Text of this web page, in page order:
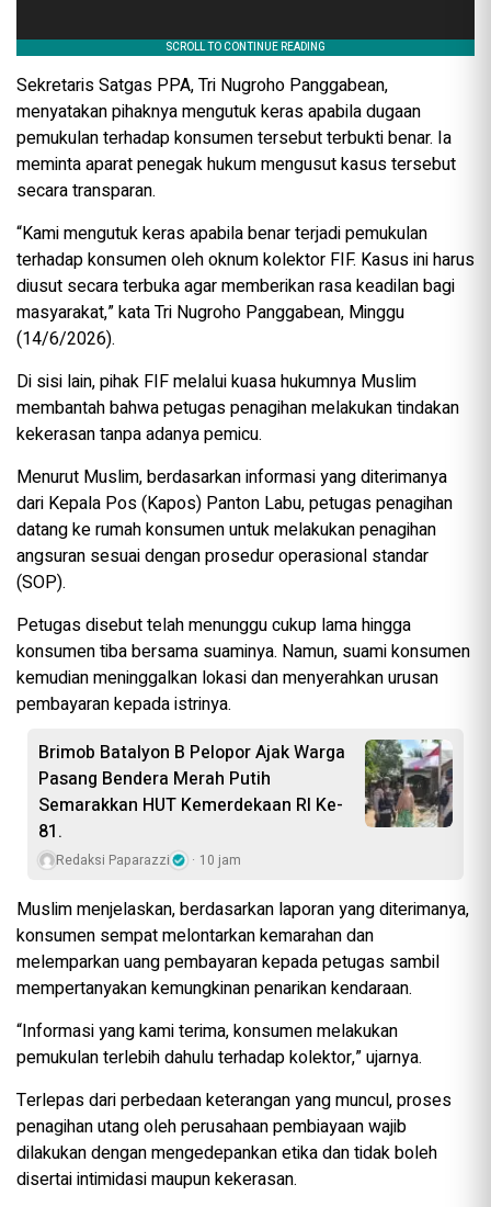
Sekretaris Satgas PPA, Tri Nugroho Panggabean,
menyatakan pihaknya mengutuk keras apabila dugaan
pemukulan terhadap konsumen tersebut terbukti benar. Ia
meminta aparat penegak hukum mengusut kasus tersebut
secara transparan.
“Kami mengutuk keras apabila benar terjadi pemukulan
terhadap konsumen oleh oknum kolektor FIF. Kasus ini harus
diusut secara terbuka agar memberikan rasa keadilan bagi
masyarakat,” kata Tri Nugroho Panggabean, Minggu
(14/6/2026).
Di sisi lain, pihak FIF melalui kuasa hukumnya Muslim
membantah bahwa petugas penagihan melakukan tindakan
kekerasan tanpa adanya pemicu.
Menurut Muslim, berdasarkan informasi yang diterimanya
dari Kepala Pos (Kapos) Panton Labu, petugas penagihan
datang ke rumah konsumen untuk melakukan penagihan
angsuran sesuai dengan prosedur operasional standar
(SOP).
Petugas disebut telah menunggu cukup lama hingga
konsumen tiba bersama suaminya. Namun, suami konsumen
kemudian meninggalkan lokasi dan menyerahkan urusan
pembayaran kepada istrinya.
Brimob Batalyon B Pelopor Ajak Warga
Pasang Bendera Merah Putih
Semarakkan HUT Kemerdekaan RI Ke-
81.
Redaksi Paparazzi 10 jam
Muslim menjelaskan, berdasarkan laporan yang diterimanya,
konsumen sempat melontarkan kemarahan dan
melemparkan uang pembayaran kepada petugas sambil
mempertanyakan kemungkinan penarikan kendaraan.
“Informasi yang kami terima, konsumen melakukan
pemukulan terlebih dahulu terhadap kolektor,” ujarnya.
Terlepas dari perbedaan keterangan yang muncul, proses
penagihan utang oleh perusahaan pembiayaan wajib
dilakukan dengan mengedepankan etika dan tidak boleh
disertai intimidasi maupun kekerasan.